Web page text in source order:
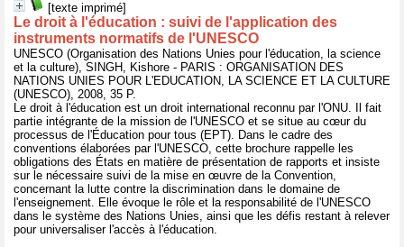
[texte imprimé]
Le droit à l'éducation : suivi de l'application des
instruments normatifs de l'UNESCO
UNESCO (Organisation des Nations Unies pour l'éducation, la science
et la culture), SINGH, Kishore - PARIS : ORGANISATION DES
NATIONS UNIES POUR L'EDUCATION, LA SCIENCE ET LA CULTURE
(UNESCO), 2008, 35 P.
Le droit à l'éducation est un droit international reconnu par l'ONU. Il fait
partie intégrante de la mission de l'UNESCO et se situe au cœur du
processus de l'Éducation pour tous (EPT). Dans le cadre des
conventions élaborées par l'UNESCO, cette brochure rappelle les
obligations des États en matière de présentation de rapports et insiste
sur le nécessaire suivi de la mise en œuvre de la Convention,
concernant la lutte contre la discrimination dans le domaine de
l'enseignement. Elle évoque le rôle et la responsabilité de l'UNESCO
dans le système des Nations Unies, ainsi que les défis restant à relever
pour universaliser l'accès à l'éducation.